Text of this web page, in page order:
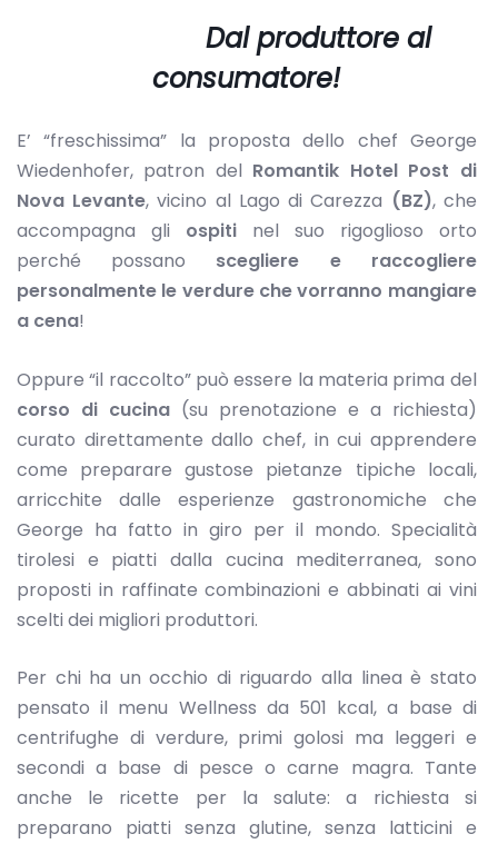
Dal produttore al
consumatore!
E’ “freschissima” la proposta dello chef George
Wiedenhofer, patron del Romantik Hotel Post di
Nova Levante, vicino al Lago di Carezza (BZ), che
accompagna gli ospiti nel suo rigoglioso orto
perché possano scegliere e raccogliere
personalmente le verdure che vorranno mangiare
a cena!
Oppure “il raccolto” può essere la materia prima del
corso di cucina (su prenotazione e a richiesta)
curato direttamente dallo chef, in cui apprendere
come preparare gustose pietanze tipiche locali,
arricchite dalle esperienze gastronomiche che
George ha fatto in giro per il mondo. Specialità
tirolesi e piatti dalla cucina mediterranea, sono
proposti in raffinate combinazioni e abbinati ai vini
scelti dei migliori produttori.
Per chi ha un occhio di riguardo alla linea è stato
pensato il menu Wellness da 501 kcal, a base di
centrifughe di verdure, primi golosi ma leggeri e
secondi a base di pesce o carne magra. Tante
anche le ricette per la salute: a richiesta si
preparano piatti senza glutine, senza latticini e